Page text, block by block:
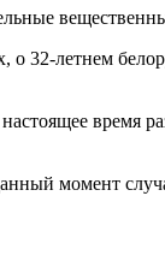
32-летнем
время
момент